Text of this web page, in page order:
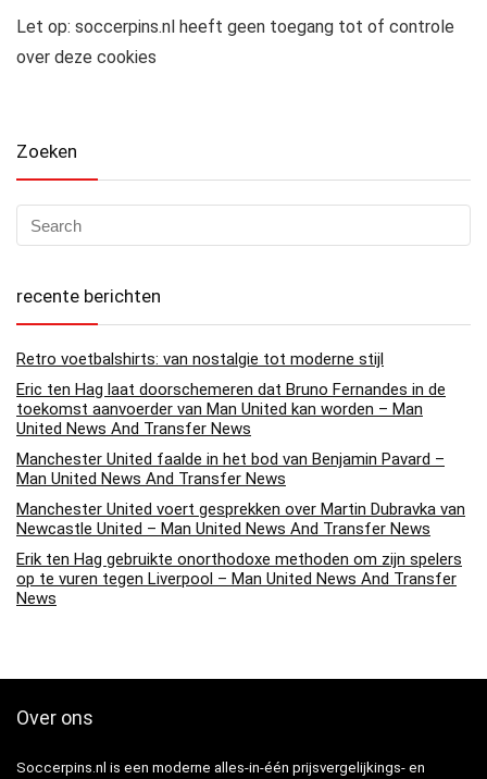
Let op: soccerpins.nl heeft geen toegang tot of controle
over deze cookies
Zoeken
recente berichten
Retro voetbalshirts: van nostalgie tot moderne stijl
Eric ten Hag laat doorschemeren dat Bruno Fernandes in de
toekomst aanvoerder van Man United kan worden – Man
United News And Transfer News
Manchester United faalde in het bod van Benjamin Pavard –
Man United News And Transfer News
Manchester United voert gesprekken over Martin Dubravka van
Newcastle United – Man United News And Transfer News
Erik ten Hag gebruikte onorthodoxe methoden om zijn spelers
op te vuren tegen Liverpool – Man United News And Transfer
News
Over ons
Soccerpins.nl is een moderne alles-in-één prijsvergelijkings- en